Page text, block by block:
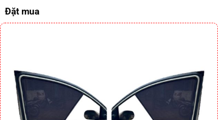
Đặt mua